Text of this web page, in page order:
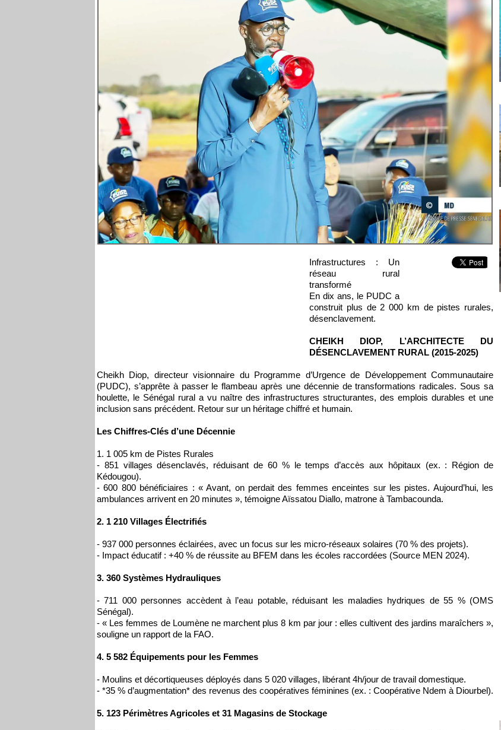
Infrastructures : Un
réseau rural
transformé
En dix ans, le PUDC a
construit plus de 2 000 km de pistes rurales,
désenclavement.
CHEIKH DIOP, L’ARCHITECTE DU
DÉSENCLAVEMENT RURAL (2015-2025)
Cheikh Diop, directeur visionnaire du Programme d’Urgence de Développement Communautaire
(PUDC), s’apprête à passer le flambeau après une décennie de transformations radicales. Sous sa
houlette, le Sénégal rural a vu naître des infrastructures structurantes, des emplois durables et une
inclusion sans précédent. Retour sur un héritage chiffré et humain.
Les Chiffres-Clés d’une Décennie
1. 1 005 km de Pistes Rurales
- 851 villages désenclavés, réduisant de 60 % le temps d’accès aux hôpitaux (ex. : Région de
Kédougou).
- 600 800 bénéficiaires : « Avant, on perdait des femmes enceintes sur les pistes. Aujourd’hui, les
ambulances arrivent en 20 minutes », témoigne Aïssatou Diallo, matrone à Tambacounda.
2. 1 210 Villages Électrifiés
- 937 000 personnes éclairées, avec un focus sur les micro-réseaux solaires (70 % des projets).
- Impact éducatif : +40 % de réussite au BFEM dans les écoles raccordées (Source MEN 2024).
3. 360 Systèmes Hydrauliques
- 711 000 personnes accèdent à l’eau potable, réduisant les maladies hydriques de 55 % (OMS
Sénégal).
- « Les femmes de Loumène ne marchent plus 8 km par jour : elles cultivent des jardins maraîchers »,
souligne un rapport de la FAO.
4. 5 582 Équipements pour les Femmes
- Moulins et décortiqueuses déployés dans 5 020 villages, libérant 4h/jour de travail domestique.
- *35 % d’augmentation* des revenus des coopératives féminines (ex. : Coopérative Ndem à Diourbel).
5. 123 Périmètres Agricoles et 31 Magasins de Stockage